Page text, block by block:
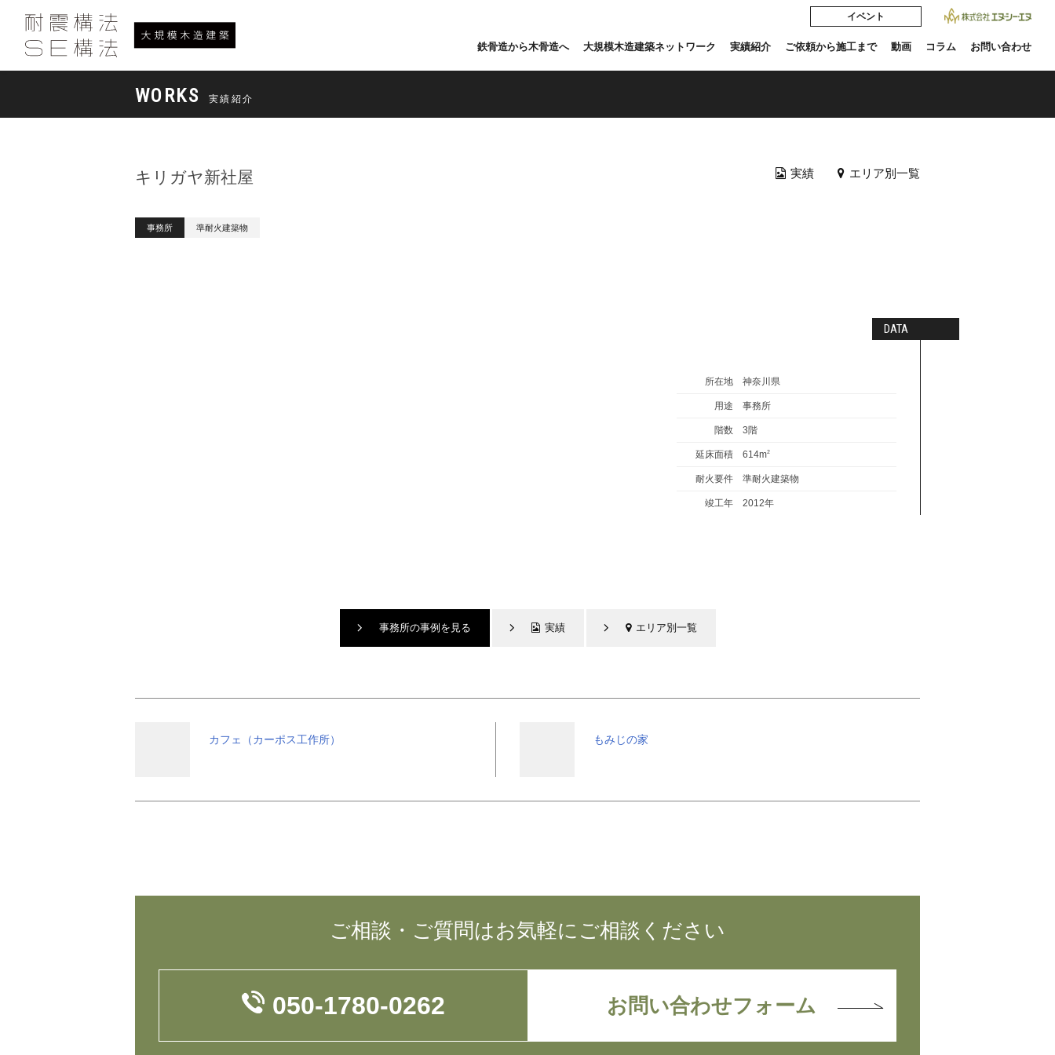
イベント
鉄骨造から木骨造へ 大規模木造建築ネットワーク 実績紹介 ご依頼から施工まで 動画 コラム お問い合わせ
WORKS 実績紹介
キリガヤ新社屋 実績 エリア別一覧
事務所 準耐火建築物
DATA
所在地 神奈川県
用途 事務所
階数 3階
延床面積 614m2
耐火要件 準耐火建築物
竣工年 2012年
事務所の事例を見る 実績 エリア別一覧
カフェ（カーポス工作所） もみじの家
ご相談・ご質問はお気軽にご相談ください
050-1780-0262 お問い合わせフォーム